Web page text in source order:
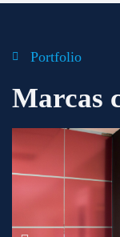
Portfolio
Marcas